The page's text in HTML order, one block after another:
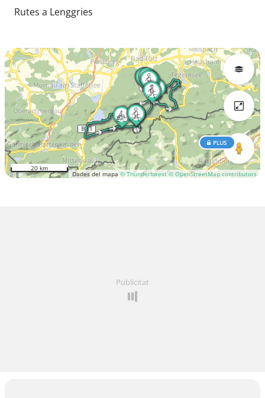
Rutes a Lenggries
Dades del mapa © Thunderforest © OpenStreetMap contributors
PLUS
20 km
Publicitat